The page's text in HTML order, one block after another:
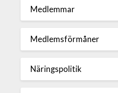
Medlemmar
Medlemsförmåner
Näringspolitik